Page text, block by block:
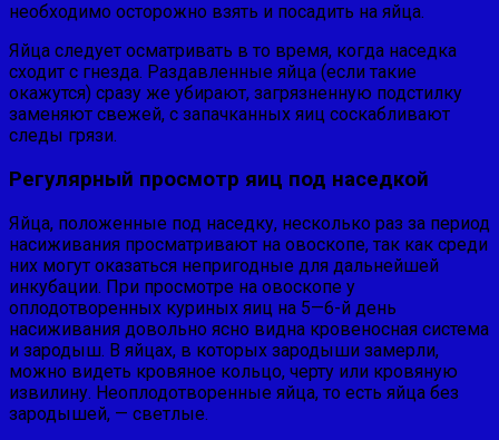
необходимо осторожно взять и посадить на яйца.
Яйца следует осматривать в то время, когда наседка
сходит с гнезда. Раздавленные яйца (если такие
окажутся) сразу же убирают, загрязненную подстилку
заменяют свежей, с запач­канных яиц соскабливают
следы грязи.
Регулярный просмотр яиц под наседкой
Яйца, положенные под наседку, несколько раз за период
насиживания просматривают на овоскопе, так как среди
них могут оказаться непригодные для дальнейшей
инкубации. При просмотре на овоскопе у
оплодотворенных куриных яиц на 5—6-й день
насиживания довольно ясно видна кровеносная система
и зародыш. В яйцах, в которых зародыши замерли,
можно видеть кровяное кольцо, черту или кровяную
извилину. Неоплодотворенные яйца, то есть яйца без
зародышей, — свет­лые.